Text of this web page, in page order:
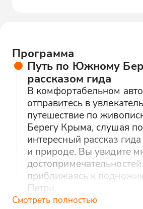
Программа
Путь по Южному
рассказом гида
В комфортабельном
отправитесь в
путешествие по
Берегу Крыма, слушая
интересный рассказ
и природе. Вы увидите
приближаясь к
Петри.
Смотреть полностью